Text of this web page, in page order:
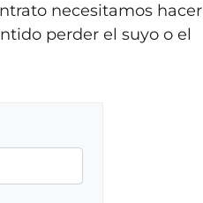
necesitamos hacer
perder el suyo o el